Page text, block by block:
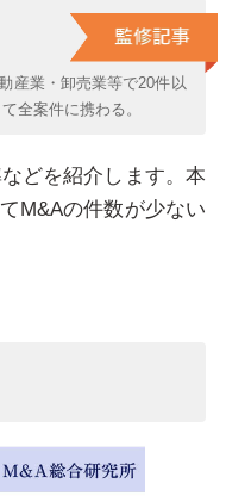
産業・卸売業等で20件以
全案件に携わる。
どを紹介します。本
M&Aの件数が少ない